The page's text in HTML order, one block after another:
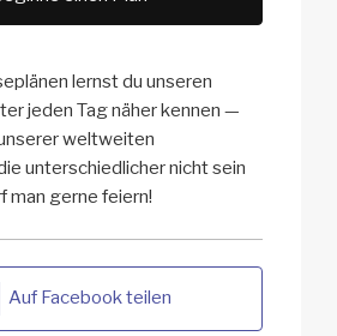
lernst du unseren
jeden Tag näher kennen —
weltweiten
unterschiedlicher nicht sein
man gerne feiern!
Auf Facebook teilen